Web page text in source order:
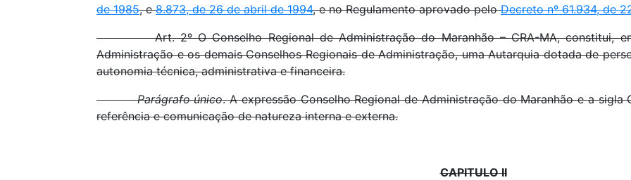
de 1985, e8.873, de 26 de abril de 1994, e no Regulamento aprovado peloDecreto nº 61.934, de
Art. 2º O Conselho Regional de Administração do Maranhão – CRA-MA, constitui, em
Administração e os demais Conselhos Regionais de Administração, uma Autarquia dotada de
autonomia técnica, administrativa e financeira.
Parágrafo único. A expressão Conselho Regional de Administração do Maranhão e a
referência e comunicação de natureza interna e externa.
CAPITULO II